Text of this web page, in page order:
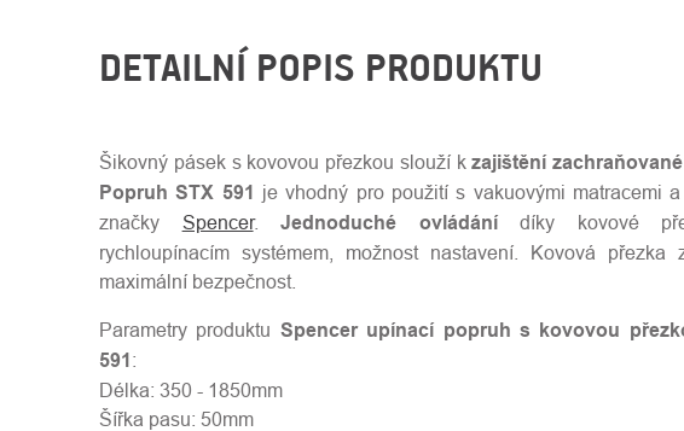
DETAILNÍ POPIS PRODUKTU
Šikovný pásek s kovovou přezkou slouží kzajištění
Popruh STX 591 je vhodný pro použití s vakuovými matracemi
značky Spencer. Jednoduché ovládánídíky kovové
rychloupínacím systémem, možnost nastavení. Kovová přezka
maximální bezpečnost.
Parametry produktu Spencer upínací popruh s kovovou
591:
Délka: 350 - 1850mm
Šířka pasu: 50mm